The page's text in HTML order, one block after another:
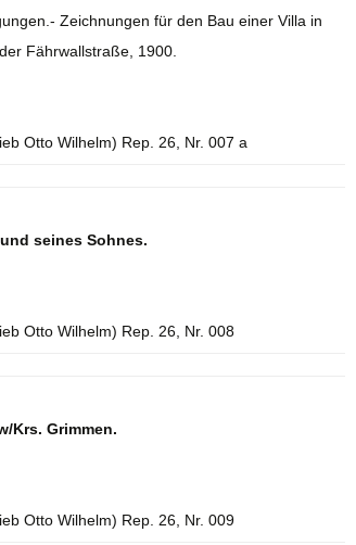
Zeichnungen für den Bau einer Villa in
Fährwallstraße, 1900.
Otto Wilhelm) Rep. 26, Nr. 007 a
seines Sohnes.
Otto Wilhelm) Rep. 26, Nr. 008
Krs. Grimmen.
Otto Wilhelm) Rep. 26, Nr. 009